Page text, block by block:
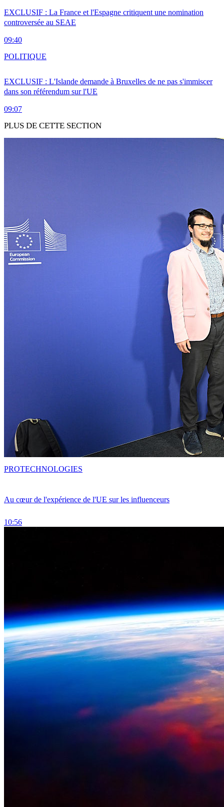
EXCLUSIF : La France et l'Espagne critiquent une nomination
controversée au SEAE
09:40
EXCLUSIF : L'Islande demande à Bruxelles de ne pas s'immiscer
dans son référendum sur l'UE
09:07
POLITIQUE
PLUS DE CETTE SECTION
Au cœur de l'expérience de l'UE sur les influenceurs
10:56
PROTECHNOLOGIES